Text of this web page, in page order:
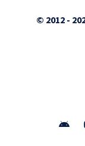
© 2012 -